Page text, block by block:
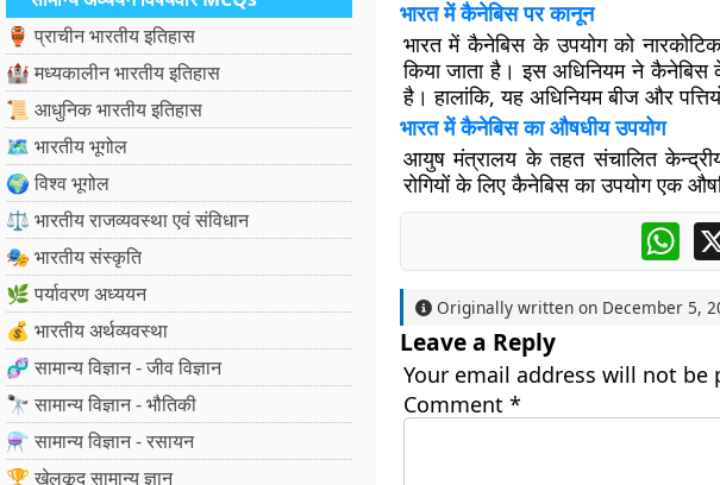
🏺 प्राचीन भारतीय इतिहास
🏰 मध्यकालीन भारतीय इतिहास
📜 आधुनिक भारतीय इतिहास
🗺️ भारतीय भूगोल
🌍 विश्व भूगोल
⚖️ भारतीय राजव्यवस्था एवं संविधान
🎭 भारतीय संस्कृति
🌿 पर्यावरण अध्ययन
💰 भारतीय अर्थव्यवस्था
🧬 सामान्य विज्ञान - जीव विज्ञान
🔭 सामान्य विज्ञान - भौतिकी
⚗️ सामान्य विज्ञान - रसायन
🏆 खेलकूद सामान्य ज्ञान
भारत में कैनेबिस पर कानून
भारत में कैनेबिस के उपयोग को नारकोटिक
किया जाता है। इस अधिनियम ने
है। हालांकि, यह अधिनियम बीज और
भारत में कैनेबिस का औषधीय उपयोग
आयुष मंत्रालय के तहत संचालित
रोगियों के लिए कैनेबिस का उपयोग एक
Originally written on December 5,
Leave a Reply
Your email address will not be
Comment *